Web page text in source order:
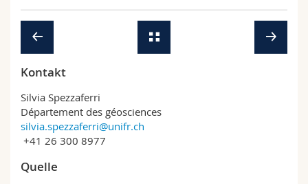
Kontakt
Silvia Spezzaferri
Département des géosciences
silvia.spezzaferri@unifr.ch
+41 26 300 8977
Quelle